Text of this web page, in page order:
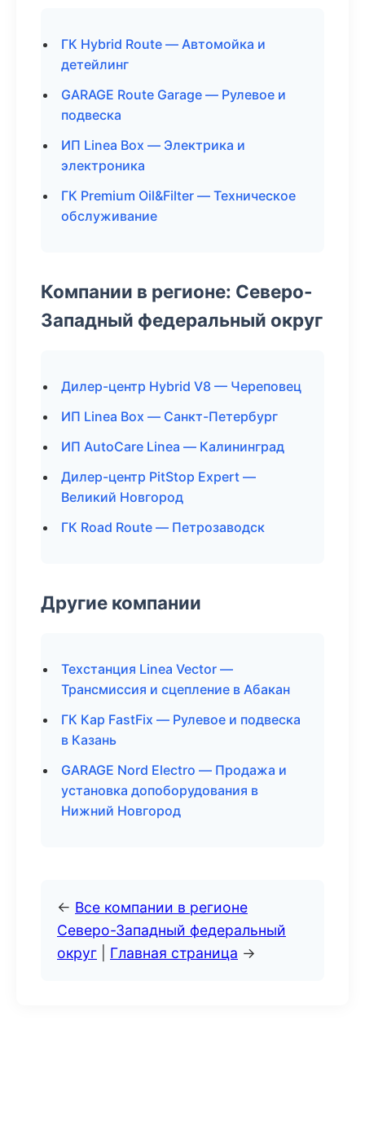
ГК Hybrid Route — Автомойка и
детейлинг
GARAGE Route Garage — Рулевое и
подвеска
ИП Linea Box — Электрика и
электроника
ГК Premium Oil&Filter — Техническое
обслуживание
Компании в регионе: Северо-
Западный федеральный округ
Дилер-центр Hybrid V8 — Череповец
ИП Linea Box — Санкт-Петербург
ИП AutoCare Linea — Калининград
Дилер-центр PitStop Expert —
Великий Новгород
ГК Road Route — Петрозаводск
Другие компании
Техстанция Linea Vector —
Трансмиссия и сцепление в Абакан
ГК Кар FastFix — Рулевое и подвеска
в Казань
GARAGE Nord Electro — Продажа и
установка допоборудования в
Нижний Новгород
← Все компании в регионе
Северо-Западный федеральный
округ
Главная страница →